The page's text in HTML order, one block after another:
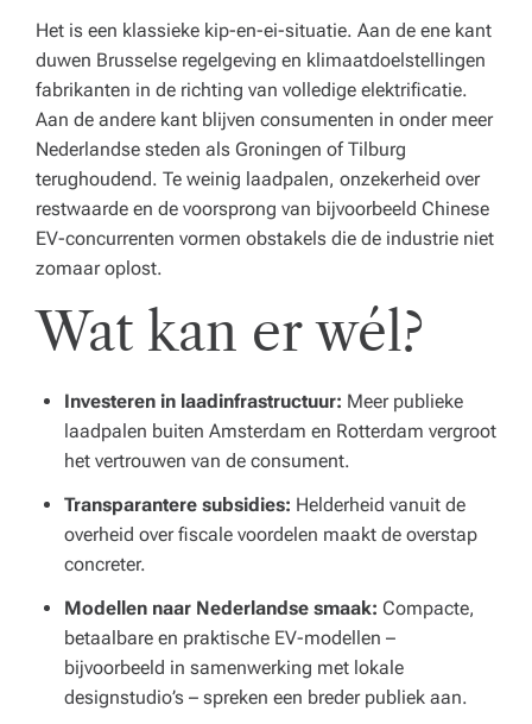
Het is een klassieke kip-en-ei-situatie. Aan de ene kant
duwen Brusselse regelgeving en klimaatdoelstellingen
fabrikanten in de richting van volledige elektrificatie.
Aan de andere kant blijven consumenten in onder meer
Nederlandse steden als Groningen of Tilburg
terughoudend. Te weinig laadpalen, onzekerheid over
restwaarde en de voorsprong van bijvoorbeeld Chinese
EV-concurrenten vormen obstakels die de industrie niet
zomaar oplost.
Wat kan er wél?
Investeren in laadinfrastructuur: Meer publieke
laadpalen buiten Amsterdam en Rotterdam vergroot
het vertrouwen van de consument.
Transparantere subsidies: Helderheid vanuit de
overheid over fiscale voordelen maakt de overstap
concreter.
Modellen naar Nederlandse smaak: Compacte,
betaalbare en praktische EV-modellen –
bijvoorbeeld in samenwerking met lokale
designstudio’s – spreken een breder publiek aan.